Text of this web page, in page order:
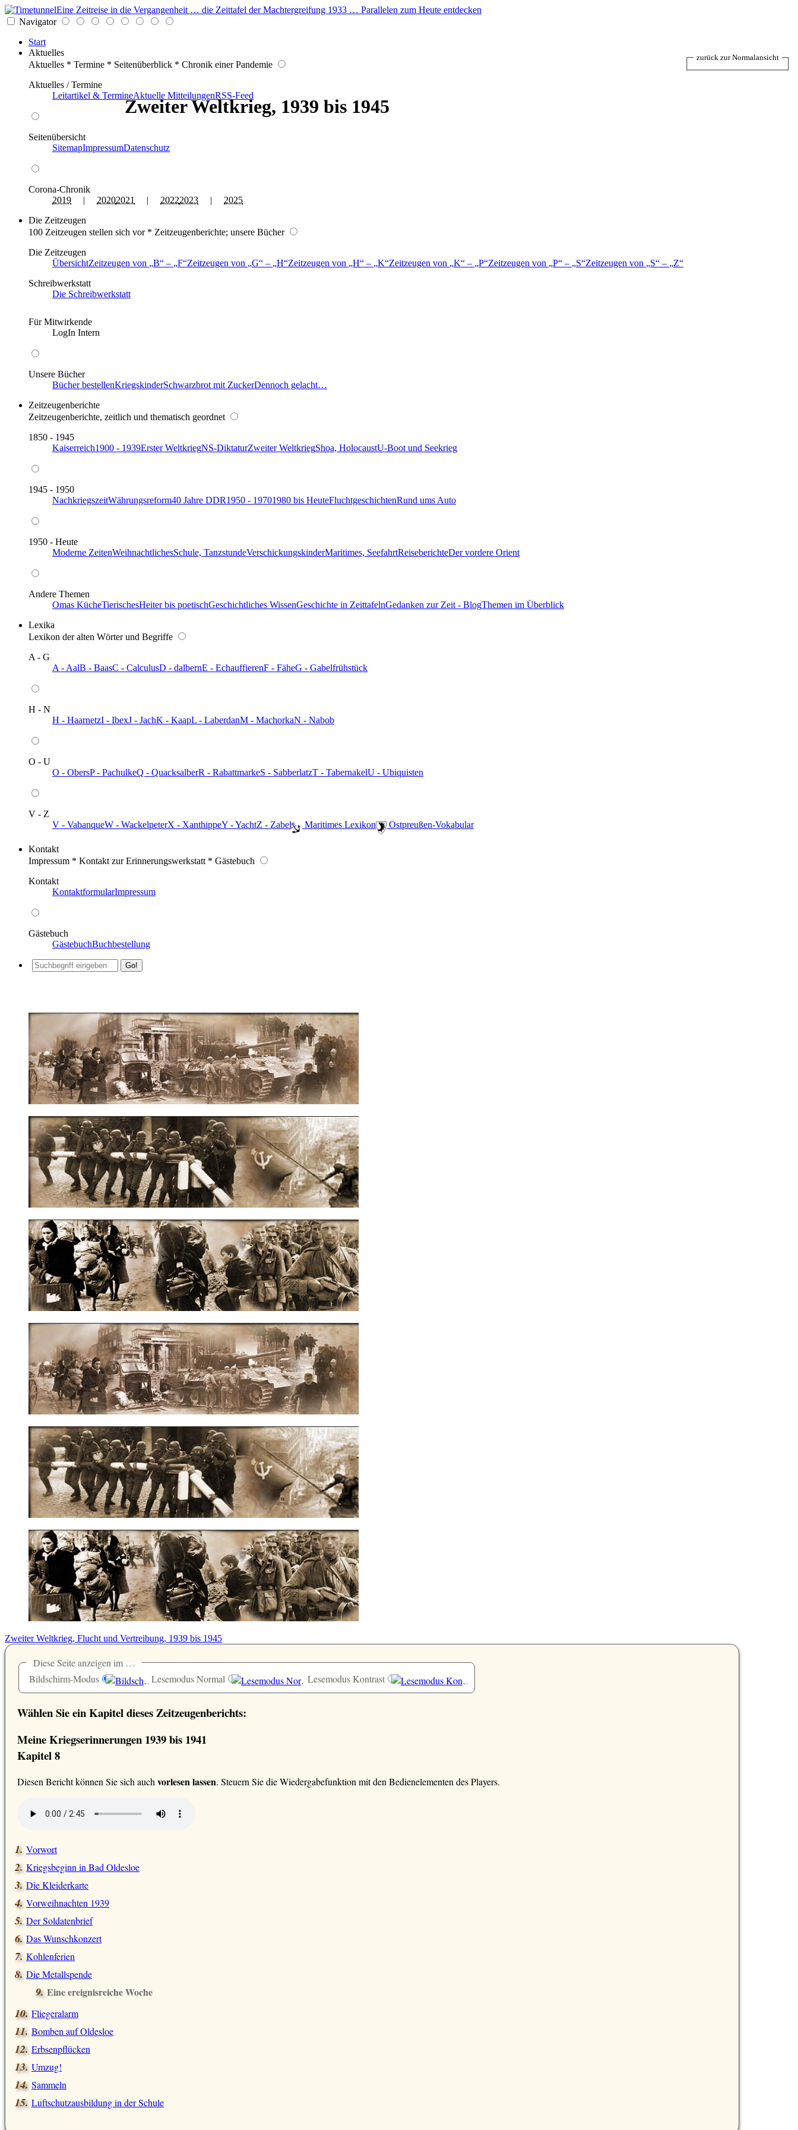
Eine Zeitreise in die Vergangenheit … die Zeittafel der Machtergreifung 1933 … Parallelen zum Heute entdecken
Navigator
Start
Aktuelles
Aktuelles * Termine * Seitenüberblick * Chronik einer Pandemie
Aktuelles / Termine
Leitartikel & TermineAktuelle MitteilungenRSS-Feed
Seitenübersicht
SitemapImpressumDatenschutz
Corona-Chronik
2019 | 20202021 | 20222023 | 2025
Die Zeitzeugen
100 Zeitzeugen stellen sich vor * Zeitzeugenberichte; unsere Bücher
Die Zeitzeugen
ÜbersichtZeitzeugen von B – F Zeitzeugen von G – H Zeitzeugen von H – K Zeitzeugen von K – P Zeitzeugen von P – S Zeitzeugen von S –
Z
Schreibwerkstatt
Die Schreibwerkstatt
Für Mitwirkende
LogIn Intern
Unsere Bücher
Bücher bestellenKriegskinderSchwarzbrot mit ZuckerDennoch gelacht…
Zeitzeugenberichte
Zeitzeugenberichte, zeitlich und thematisch geordnet
1850 - 1945
Kaiserreich1900 - 1939Erster WeltkriegNS-DiktaturZweiter WeltkriegShoa, HolocaustU-Boot und Seekrieg
1945 - 1950
NachkriegszeitWährungsreform40 Jahre DDR1950 - 19701980 bis HeuteFluchtgeschichtenRund ums Auto
1950 - Heute
Moderne ZeitenWeihnachtlichesSchule, TanzstundeVerschickungskinderMaritimes, SeefahrtReiseberichteDer vordere Orient
Andere Themen
Omas KücheTierischesHeiter bis poetischGeschichtliches WissenGeschichte in ZeittafelnGedanken zur Zeit - BlogThemen im Überblick
Lexika
Lexikon der alten Wörter und Begriffe
A - G
A - AalB - BaasC - CalculusD - dalbernE - EchauffierenF - FäheG - Gabelfrühstück
H - N
H - HaarnetzI - IbexJ - JachK - KaapL - LaberdanM - MachorkaN - Nabob
O - U
O - ObersP - PachulkeQ - QuacksalberR - RabattmarkeS - SabberlatzT - TabernakelU - Ubiquisten
V - Z
V - VabanqueW - WackelpeterX - XanthippeY - YachtZ - Zabel ️ Maritimes Lexikon ️ Ostpreußen-Vokabular
Kontakt
Impressum * Kontakt zur Erinnerungswerkstatt * Gästebuch
Kontakt
KontaktformularImpressum
Gästebuch
GästebuchBuchbestellung
Zweiter Weltkrieg, 1939 bis 1945
Zweiter Weltkrieg, Flucht und Vertreibung, 1939 bis 1945
Diese Seite anzeigen im …
Bildschirm-Modus
Lesemodus Normal Lesemodus Kontrast
Wählen Sie ein Kapitel dieses Zeitzeugenberichts:
Meine Kriegserinnerungen 1939 bis 1941
Kapitel 8
Diesen Bericht können Sie sich auch vorlesen lassen. Steuern Sie die Wiedergabefunktion mit den Bedienelementen des Players.
Vorwort
Kriegsbeginn in Bad Oldesloe
Die Kleiderkarte
Vorweihnachten 1939
Der Soldatenbrief
Das Wunschkonzert
Kohlenferien
Die Metallspende
Eine ereignisreiche Woche
Fliegeralarm
Bomben auf Oldesloe
Erbsenpflücken
Umzug!
Sammeln
Luftschutzausbildung in der Schule
zurück zur Normalansicht